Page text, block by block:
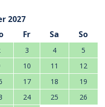
2027
Fr Sa So
3 4
5
10 11
12
17 18
19
24 25
26